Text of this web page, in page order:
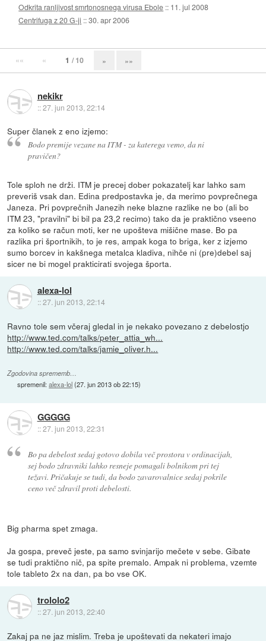
Odkrita ranljivost smrtonosnega virusa Ebole :: 11. jul 2008
Centrifuga z 20 G-ji ::30. apr 2006
«« « 1 / 10 » »»
nekikr
::27. jun 2013, 22:14
Super članek z eno izjemo:
Bodo premije vezane na ITM - za katerega vemo, da ni
pravičen?
Tole sploh ne drži. ITM je precej dober pokazatelj kar lahko sam
preveriš vsak dan. Edina predpostavka je, da merimo povprečnega
Janeza. Pri povprečnih Janezih neke blazne razlike ne bo (ali bo
ITM 23, "pravilni" bi bil pa 23,2 recimo) tako da je praktično vseeno
za koliko se račun moti, ker ne upošteva mišične mase. Bo pa
razlika pri športnikih, to je res, ampak koga to briga, ker z izjemo
sumo borcev in kakšnega metalca kladiva, nihče ni (pre)debel saj
sicer ne bi mogel prakticirati svojega športa.
alexa-lol
::27. jun 2013, 22:14
Ravno tole sem včeraj gledal in je nekako povezano z debelostjo
http://www.ted.com/talks/peter_attia_wh...
http://www.ted.com/talks/jamie_oliver.h...
Zgodovina sprememb…
spremenil:alexa-lol(27. jun 2013 ob 22:15)
GGGGG
::27. jun 2013, 22:31
Bo pa debelost sedaj gotovo dobila več prostora v ordinacijah,
sej bodo zdravniki lahko resneje pomagali bolnikom pri tej
težavi. Pričakuje se tudi, da bodo zavarovalnice sedaj pokrile
ceno več zdravil proti debelosti.
Big pharma spet zmaga.
Ja gospa, preveč jeste, pa samo svinjarijo mečete v sebe. Gibate
se tudi praktično nič, pa spite premalo. Ampak ni problema, vzemte
tole tableto 2x na dan, pa bo vse OK.
trololo2
::27. jun 2013, 22:40
Zakaj pa ne jaz mislim. Treba je upoštevati da nekateri imajo